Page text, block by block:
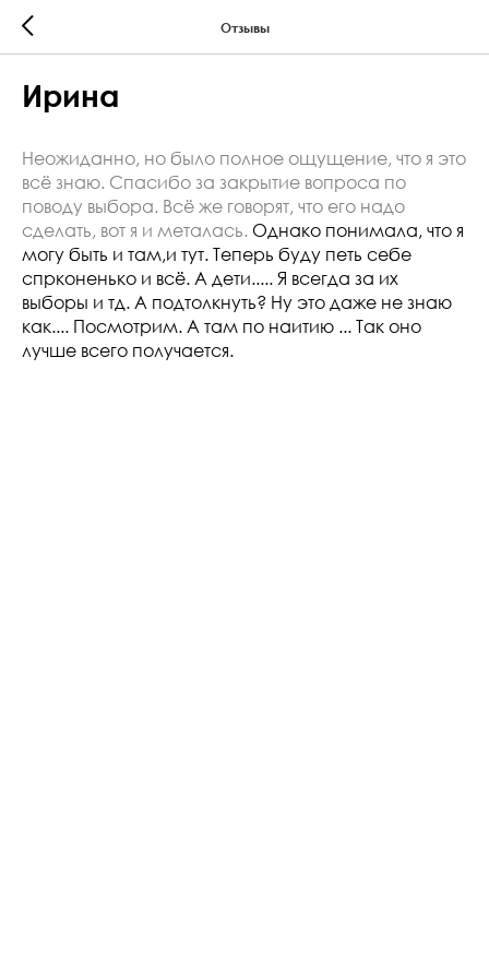
Отзывы
Ирина
Неожиданно, но было полное ощущение, что я это
всё знаю. Спасибо за закрытие вопроса по
поводу выбора. Всё же говорят, что его надо
сделать, вот я и металась. Однако понимала, что я
могу быть и там,и тут. Теперь буду петь себе
спрконенько и всё. А дети..... Я всегда за их
выборы и тд. А подтолкнуть? Ну это даже не знаю
как.... Посмотрим. А там по наитию ... Так оно
лучше всего получается.